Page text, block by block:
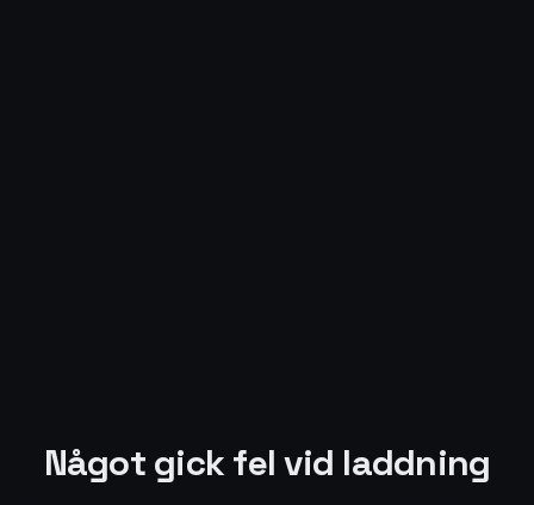
Något gick fel vid laddning